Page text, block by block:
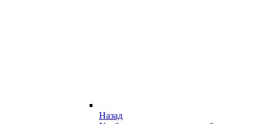
Назад